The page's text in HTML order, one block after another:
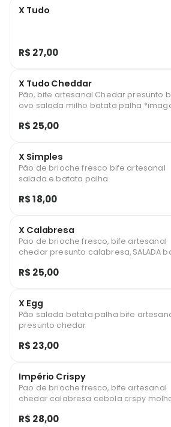
X Tudo
R$ 27,00
X Tudo Cheddar
Pão, bife artesanal Chedar presunto
ovo salada milho batata palha *imagem
R$ 25,00
X Simples
Pão de brioche fresco bife artesanal
salada e batata palha
R$ 18,00
X Calabresa
Pao de brioche fresco, bife artesanal
chedar presunto calabresa, SALADA
R$ 25,00
X Egg
Pão salada batata palha bife
presunto chedar
R$ 23,00
Império Crispy
Pao de brioche fresco, bife artesanal
chedar calabresa cebola crspy molho
R$ 28,00